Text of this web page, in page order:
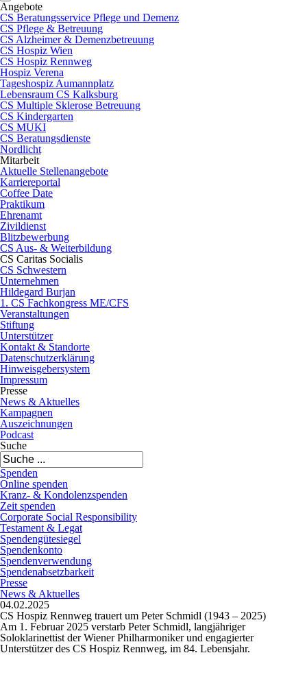
Angebote
CS Beratungsservice Pflege und Demenz
CS Pflege & Betreuung
CS Alzheimer & Demenzbetreuung
CS Hospiz Wien
CS Hospiz Rennweg
Hospiz Verena
Tageshospiz Aumannplatz
Lebensraum CS Kalksburg
CS Multiple Sklerose Betreuung
CS Kindergarten
CS MUKI
CS Beratungsdienste
Nordlicht
Mitarbeit
Aktuelle Stellenangebote
Karriereportal
Coffee Date
Praktikum
Ehrenamt
Zivildienst
Blitzbewerbung
CS Aus- & Weiterbildung
CS Caritas Socialis
CS Schwestern
Unternehmen
Hildegard Burjan
1. CS Fachkongress ME/CFS
Veranstaltungen
Stiftung
Unterstützer
Kontakt & Standorte
Datenschutzerklärung
Hinweisgebersystem
Impressum
Presse
News & Aktuelles
Kampagnen
Auszeichnungen
Podcast
Suche
Spenden
Online spenden
Kranz- & Kondolenzspenden
Zeit spenden
Corporate Social Responsibility
Testament & Legat
Spendengütesiegel
Spendenkonto
Spendenverwendung
Spendenabsetzbarkeit
Presse
News & Aktuelles
04.02.2025
CS Hospiz Rennweg trauert um Peter Schmidl (1943 – 2025)
Am 1. Februar 2025 verstarb Peter Schmidl, langjähriger
Soloklarinettist der Wiener Philharmoniker und engagierter
Unterstützer des CS Hospiz Rennweg, im 84. Lebensjahr.